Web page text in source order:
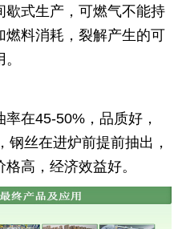
歇式生产，可燃气不能持
燃料消耗，裂解产生的可
在45-50%，品质好，
钢丝在进炉前提前抽出，
高，经济效益好。